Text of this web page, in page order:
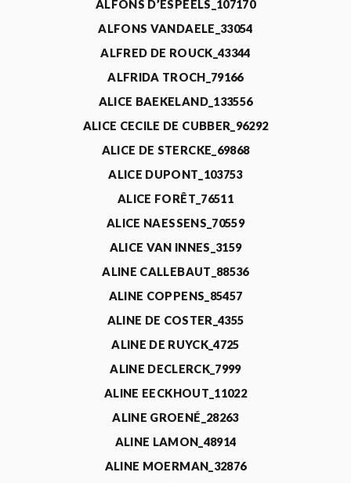
ALFONS D’ESPEELS_107170
ALFONS VANDAELE_33054
ALFRED DE ROUCK_43344
ALFRIDA TROCH_79166
ALICE BAEKELAND_133556
ALICE CECILE DE CUBBER_96292
ALICE DE STERCKE_69868
ALICE DUPONT_103753
ALICE FORÊT_76511
ALICE NAESSENS_70559
ALICE VAN INNES_3159
ALINE CALLEBAUT_88536
ALINE COPPENS_85457
ALINE DE COSTER_4355
ALINE DE RUYCK_4725
ALINE DECLERCK_7999
ALINE EECKHOUT_11022
ALINE GROENÉ_28263
ALINE LAMON_48914
ALINE MOERMAN_32876